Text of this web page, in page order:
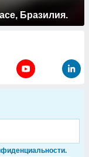
Бразилия.